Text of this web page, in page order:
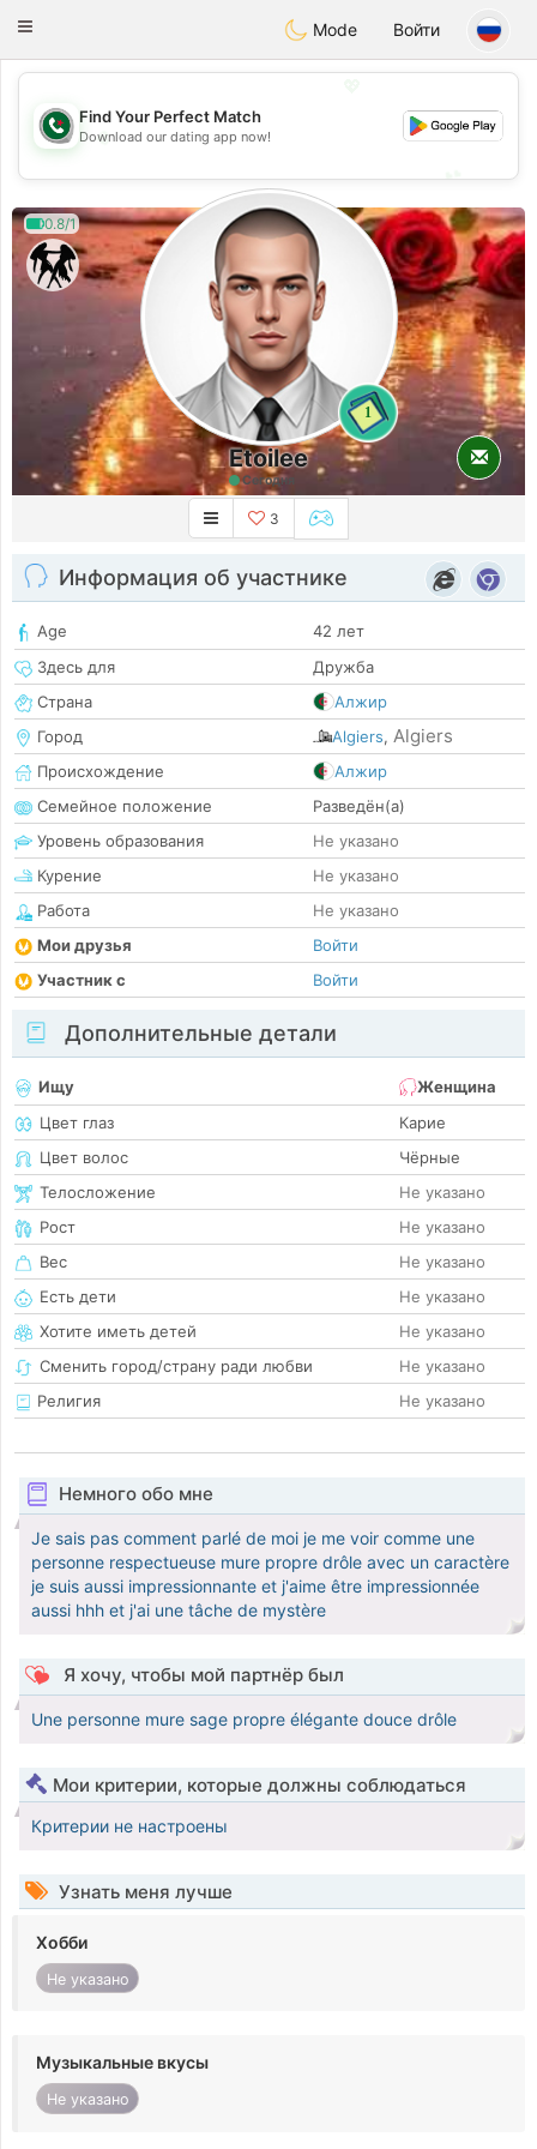
Weshrak
Toggle
Mode Войти
💖
💕
Find Your Perfect Match
Download our dating app now!
0.8/1
1
Etoilee
Сегодня
3
Информация об участнике
Age
42 лет
Здесь для
Дружба
Страна
Алжир
Город
Algiers, Algiers
Происхождение
Алжир
Семейное положение
Разведён(а)
Уровень образования
Не указано
Курение
Не указано
Работа
Не указано
Мои друзья
Войти
Участник с
Войти
Дополнительные детали
Ищу
Женщина
Цвет глаз
Карие
Цвет волос
Чёрные
Телосложение
Не указано
Рост
Не указано
Вес
Не указано
Есть дети
Не указано
Хотите иметь детей
Не указано
Сменить город/страну ради любви
Не указано
Религия
Не указано
Немного обо мне
Je sais pas comment parlé de moi je me voir comme une
personne respectueuse mure propre drôle avec un caractère
je suis aussi impressionnante et j'aime être impressionnée
aussi hhh et j'ai une tâche de mystère
Я хочу, чтобы мой партнёр был
Une personne mure sage propre élégante douce drôle
Мои критерии, которые должны соблюдаться
Критерии не настроены
Узнать меня лучше
Хобби
Не указано
Музыкальные вкусы
Не указано